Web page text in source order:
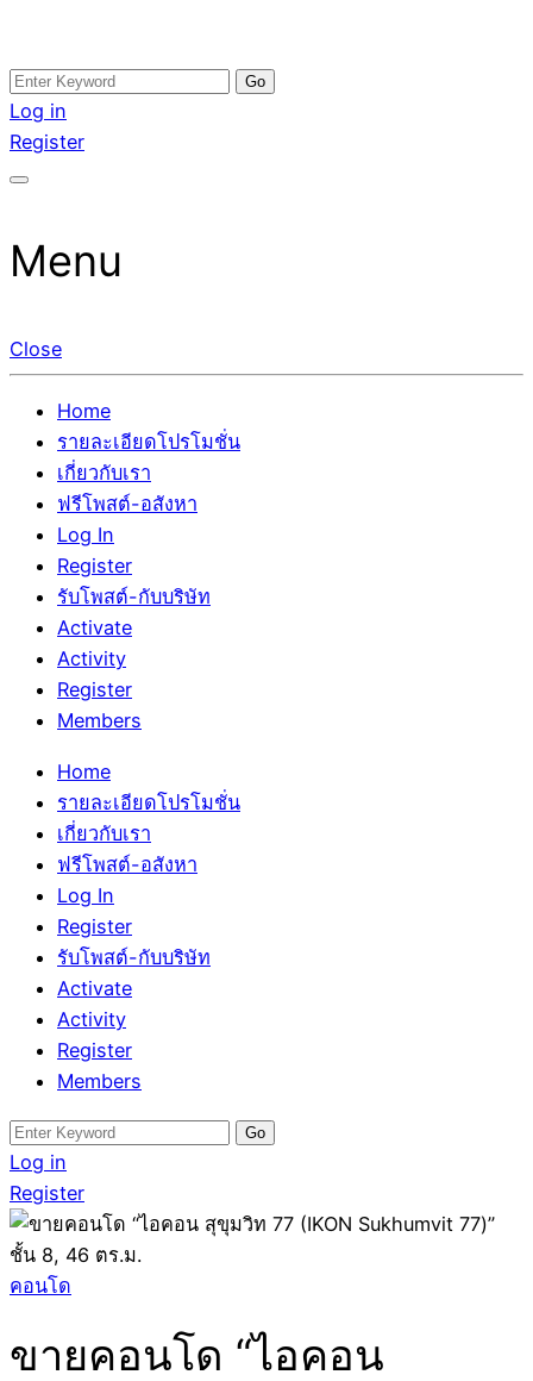
Skip
to
content
อสังหาโพสต์ รีวิวเยอะ รับจ้างโพสต์ขายบ้าน รับจ้างโพสต์อสัง
หา แตกต่างอย่างตั้งใจ รับรองผล อันดับ1 การโพสต์ขายอสังหา
กับทีมงานบริษัท บ้าน ที่ดิน คอนโด ติดGoogleหน้าแรกได้จริงๆ
รับจ้างโพสอสังหา ขายบ้าน อสังหาโพสต์ เชื่อถือได้จริง รับ
โพสต์ ที่ดิน กับทีมงานบริษัท ถูกและดีที่สุด ไม่มีค่านายหน้า
ขายได้จริงๆ ช่วยสร้างโอกาสในการขายได้มากกว่า ที่เดียว ที่
Search
for:
Log in
Register
Menu
Close
Home
รายละเอียดโปรโมชั่น
เกี่ยวกับเรา
ฟรีโพสต์-อสังหา
Log In
Register
รับโพสต์-กับบริษัท
Activate
Activity
Register
Members
Home
รายละเอียดโปรโมชั่น
เกี่ยวกับเรา
ฟรีโพสต์-อสังหา
Log In
Register
รับโพสต์-กับบริษัท
Activate
Activity
Register
Members
Search
for:
Log in
Register
คอนโด
ขายคอนโด “ไอคอน